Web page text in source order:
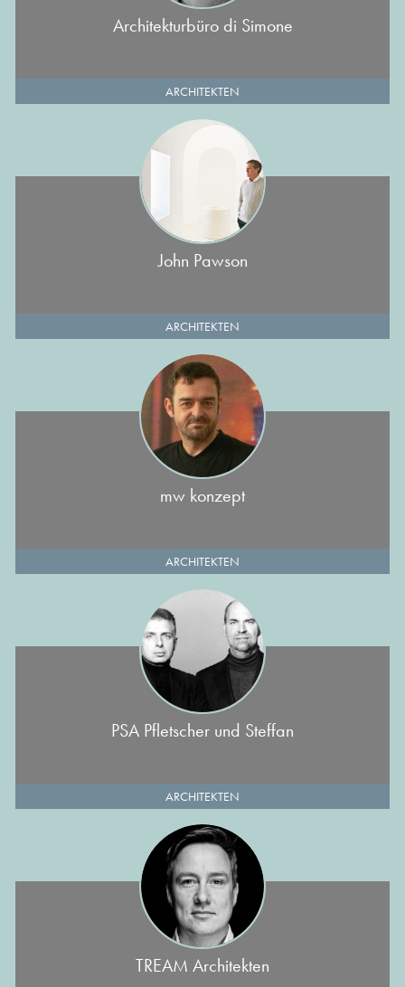
Architekturbüro di Simone
ARCHITEKTEN
John Pawson
ARCHITEKTEN
mw konzept
ARCHITEKTEN
PSA Pfletscher und Steffan
ARCHITEKTEN
TREAM Architekten